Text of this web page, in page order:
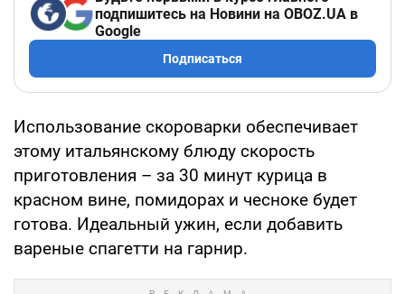
подпишитесь на Новини на OBOZ.UA в
Google
Подписаться
Использование скороварки обеспечивает
этому итальянскому блюду скорость
приготовления – за 30 минут курица в
красном вине, помидорах и чесноке будет
готова. Идеальный ужин, если добавить
вареные спагетти на гарнир.